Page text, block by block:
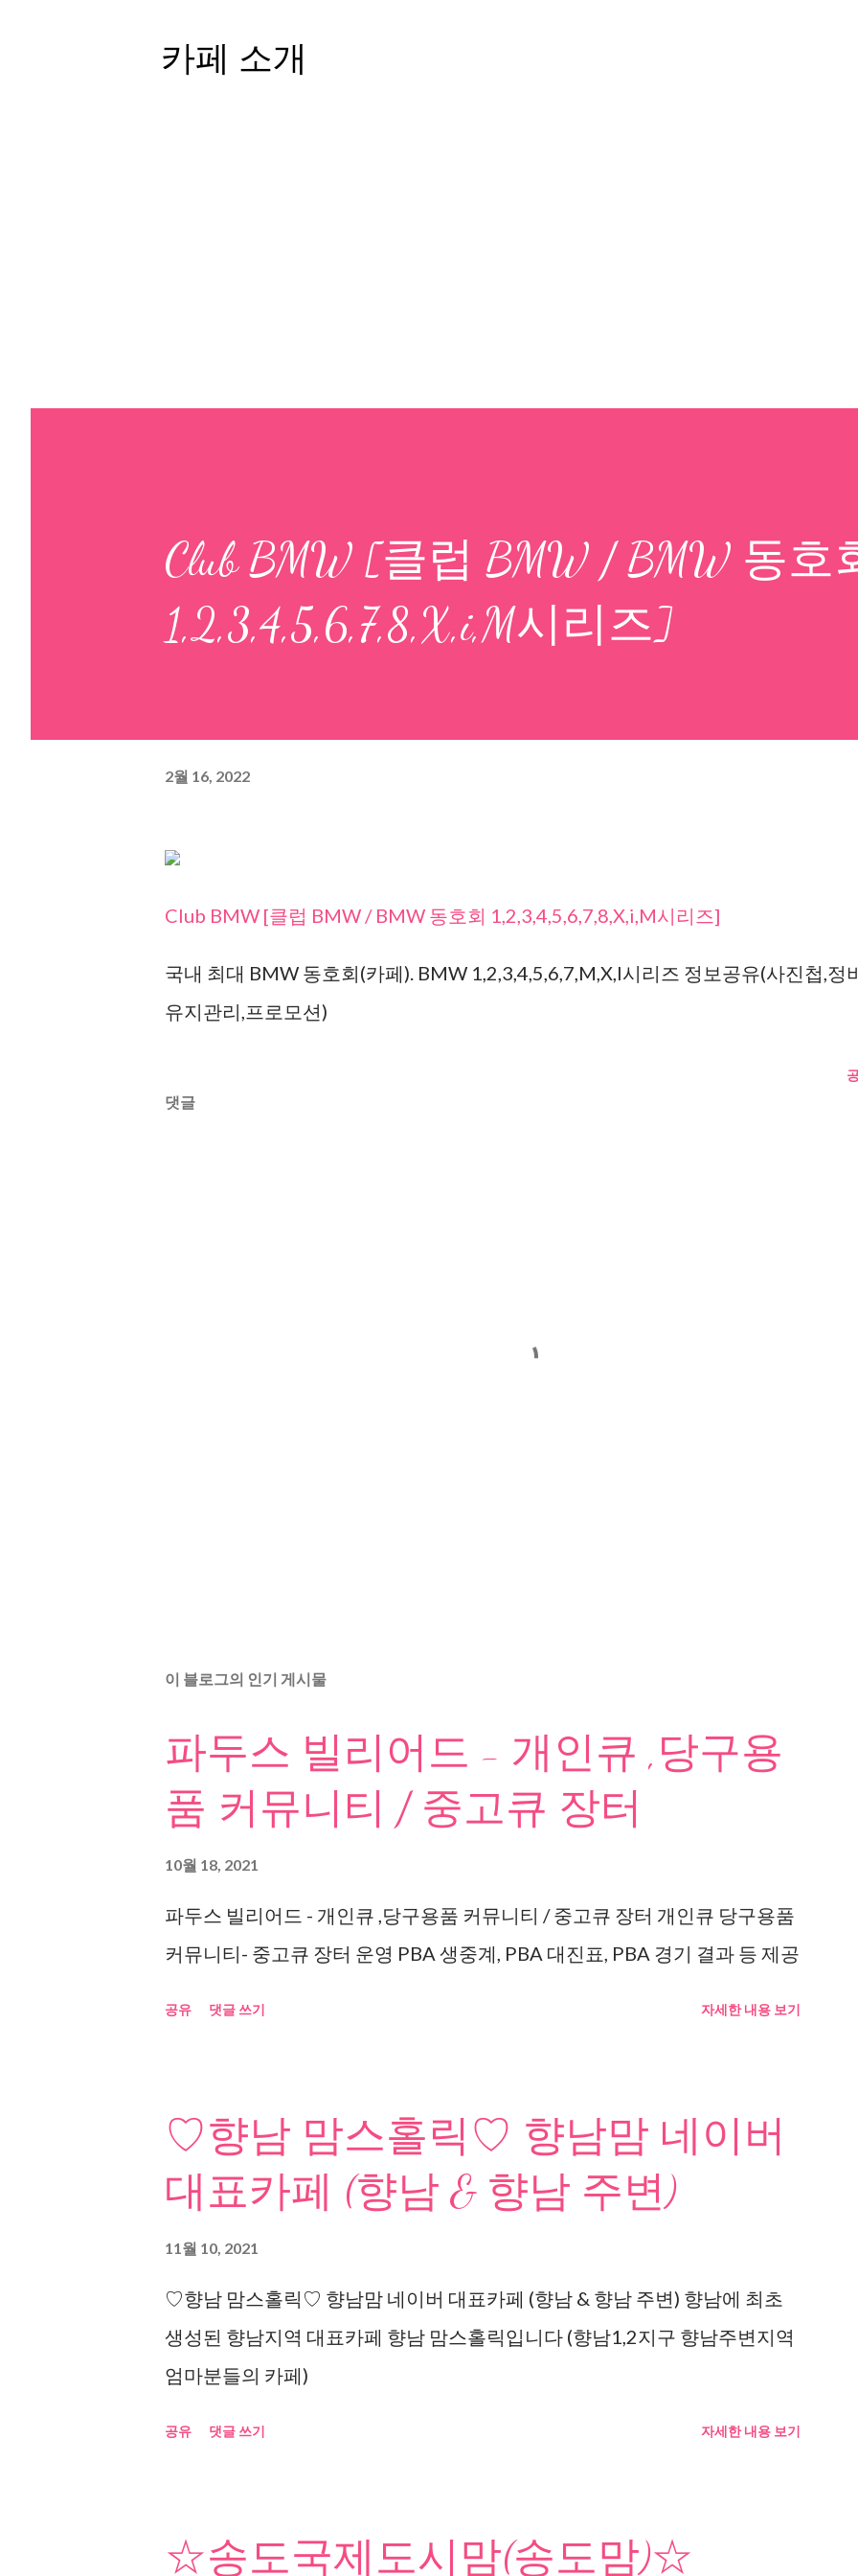
카페 소개
Club BMW [클럽 BMW / BMW 동호
1,2,3,4,5,6,7,8,X,i,M시리즈]
2월 16, 2022
Club BMW [클럽 BMW / BMW 동호회 1,2,3,4,5,6,7,8,X,i,M시리즈]
국내 최대 BMW 동호회(카페). BMW 1,2,3,4,5,6,7,M,X,I시리즈 정보공유(사진첩,정
유지관리,프로모션)
댓글
이 블로그의 인기 게시물
파두스 빌리어드 - 개인큐 ,당구용
품 커뮤니티 / 중고큐 장터
10월 18, 2021
파두스 빌리어드 - 개인큐 ,당구용품 커뮤니티 / 중고큐 장터 개인큐 당구용품
커뮤니티- 중고큐 장터 운영 PBA 생중계, PBA 대진표, PBA 경기 결과 등 제공
공유 댓글 쓰기 자세한 내용 보기
♡향남 맘스홀릭♡ 향남맘 네이버
대표카페 (향남 & 향남 주변)
11월 10, 2021
♡향남 맘스홀릭♡ 향남맘 네이버 대표카페 (향남 & 향남 주변) 향남에 최초
생성된 향남지역 대표카페 향남 맘스홀릭입니다 (향남1,2지구 향남주변지역
엄마분들의 카페)
공유 댓글 쓰기 자세한 내용 보기
☆송도국제도시맘(송도맘)☆